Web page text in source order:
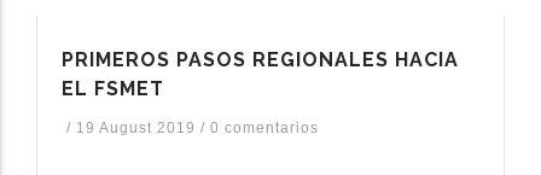
de acciones
PRIMEROS PASOS REGIONALES HACIA
EL FSMET
/ 19 August 2019 / 0 comentarios